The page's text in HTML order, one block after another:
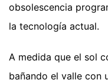
obsolescencia
la tecnología actual.
A medida que el sol
bañando el valle con